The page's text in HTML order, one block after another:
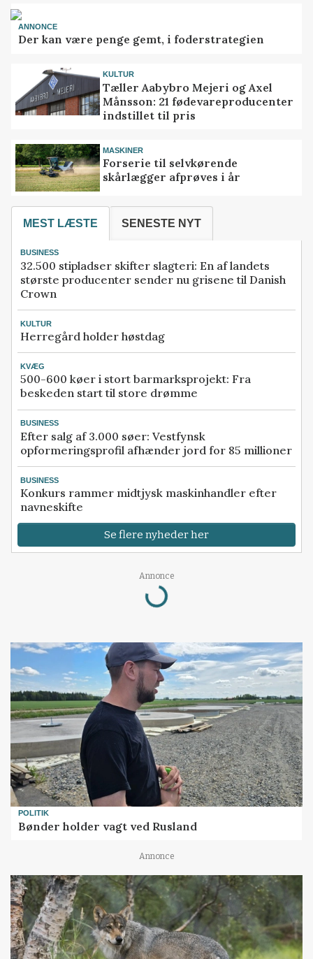
ANNONCE
Der kan være penge gemt, i foderstrategien
KULTUR
Tæller Aabybro Mejeri og Axel
Månsson: 21 fødevareproducenter
indstillet til pris
MASKINER
Forserie til selvkørende
skårlægger afprøves i år
MEST LÆSTE SENESTE NYT
BUSINESS
32.500 stipladser skifter slagteri: En af landets
største producenter sender nu grisene til Danish
Crown
KULTUR
Herregård holder høstdag
KVÆG
500-600 køer i stort barmarksprojekt: Fra
beskeden start til store drømme
BUSINESS
Efter salg af 3.000 søer: Vestfynsk
opformeringsprofil afhænder jord for 85 millioner
BUSINESS
Konkurs rammer midtjysk maskinhandler efter
navneskifte
Se flere nyheder her
Annonce
Loading...
POLITIK
Bønder holder vagt ved Rusland
Annonce